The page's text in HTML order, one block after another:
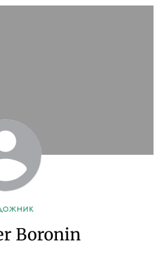
Boronin